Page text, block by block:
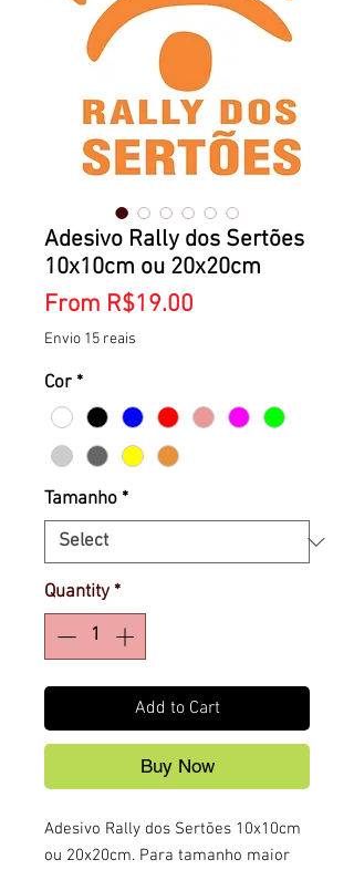
Adesivo Rally dos Sertões
10x10cm ou 20x20cm
From R$19.00
Envio 15 reais
Cor *
Tamanho *
Quantity *
Add to Cart
Buy Now
Adesivo Rally dos Sertões 10x10cm
ou 20x20cm. Para tamanho maior